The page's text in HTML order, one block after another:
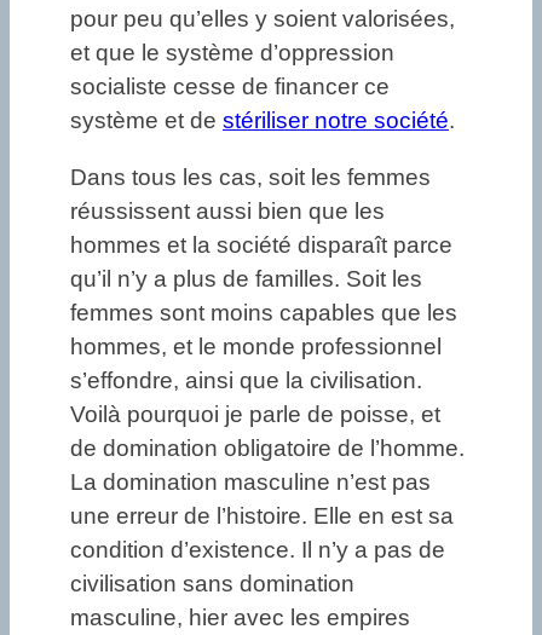
pour peu qu’elles y soient valorisées,
et que le système d’oppression
socialiste cesse de financer ce
système et de stériliser notre société.
Dans tous les cas, soit les femmes
réussissent aussi bien que les
hommes et la société disparaît parce
qu’il n’y a plus de familles. Soit les
femmes sont moins capables que les
hommes, et le monde professionnel
s’effondre, ainsi que la civilisation.
Voilà pourquoi je parle de poisse, et
de domination obligatoire de l’homme.
La domination masculine n’est pas
une erreur de l’histoire. Elle en est sa
condition d’existence. Il n’y a pas de
civilisation sans domination
masculine, hier avec les empires